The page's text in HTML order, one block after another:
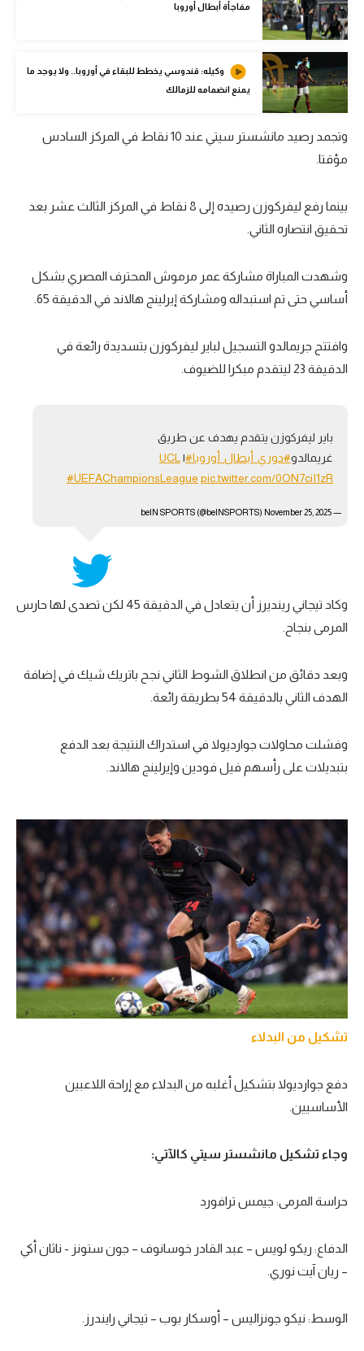
آسيا
أمريكا
ركن الألعاب
تحقيق في الجول
تحليل في الجول
كويز في الجول
فيديو في الجول
مفاجأة أبطال أوروبا
وكيله: قندوسي يخطط للبقاء في أوروبا.. ولا يوجد ما
يمنع انضمامه للزمالك
وتجمد رصيد مانشستر سيتي عند 10 نقاط في المركز السادس
مؤقتا.
بينما رفع ليفركوزن رصيده إلى 8 نقاط في المركز الثالث عشر بعد
تحقيق انتصاره الثاني.
وشهدت المباراة مشاركة عمر مرموش المحترف المصري بشكل
أساسي حتى تم استبداله ومشاركة إيرلينج هالاند في الدقيقة 65.
وافتتح جريمالدو التسجيل لباير ليفركوزن بتسديدة رائعة في
الدقيقة 23 ليتقدم مبكرا للضيوف.
باير ليفركوزن يتقدم يهدف عن طريق
غريمالدو#دوري_أبطال_أوروبا#UCL
|
#UEFAChampionsLeague pic.twitter.com/0ON7ciI1zR
— beIN SPORTS (@beINSPORTS)
November 25, 2025
وكاد تيجاني رينديرز أن يتعادل في الدقيقة 45 لكن تصدى لها حارس
المرمى بنجاح.
وبعد دقائق من انطلاق الشوط الثاني نجح باتريك شيك في إضافة
الهدف الثاني بالدقيقة 54 بطريقة رائعة.
وفشلت محاولات جوارديولا في استدراك النتيجة بعد الدفع
بتبديلات على رأسهم فيل فودين وإيرلينج هالاند.
تشكيل من البدلاء
دفع جوارديولا بتشكيل أغلبه من البدلاء مع إراحة اللاعبين
الأساسيين.
وجاء تشكيل مانشستر سيتي كالآتي:
حراسة المرمى: جيمس ترافورد
الدفاع: ريكو لويس – عبد القادر خوسانوف – جون ستونز - ناثان أكي
– ريان آيت نوري.
الوسط: نيكو جونزاليس – أوسكار بوب – تيجاني رايندرز.